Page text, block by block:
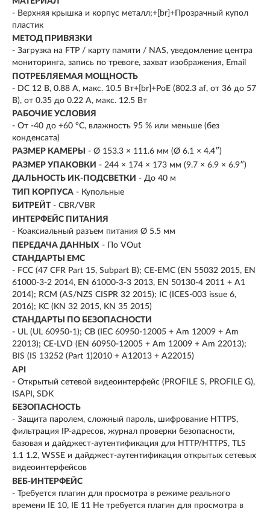
- Верхняя крышка и корпус металл;+[br]+Прозрачный купол
пластик
МЕТОД ПРИВЯЗКИ
- Загрузка на FTP / карту памяти / NAS, уведомление центра
мониторинга, запись по тревоге, захват изображения, Email
ПОТРЕБЛЯЕМАЯ МОЩНОСТЬ
- DC 12 В, 0.88 А, макс. 10.5 Вт+[br]+PoE (802.3 af, от 36 до 57
В), от 0.35 до 0.22 A, макс. 12.5 Вт
РАБОЧИЕ УСЛОВИЯ
- От -40 до +60 °C, влажность 95 % или меньше (без
конденсата)
РАЗМЕР КАМЕРЫ
- Ø 153.3 × 111.6 мм (Ø 6.1 × 4.4″)
РАЗМЕР УПАКОВКИ - 244 × 174 × 173 мм (9.7 × 6.9 × 6.9″)
ДАЛЬНОСТЬ ИК-ПОДСВЕТКИ - До 40 м
ТИП КОРПУСА - Купольные
БИТРЕЙТ - CBR/VBR
ИНТЕРФЕЙС ПИТАНИЯ
- Коаксиальный разъем питания Ø 5.5 мм
ПЕРЕДАЧА ДАННЫХ - По VOut
СТАНДАРТЫ EMC
- FCC (47 CFR Part 15, Subpart B); CE-EMC (EN 55032 2015, EN
61000-3-2 2014, EN 61000-3-3 2013, EN 50130-4 2011 + A1
2014); RCM (AS/NZS CISPR 32 2015); IC (ICES-003 issue 6,
2016); KC (KN 32 2015, KN 35 2015)
СТАНДАРТЫ ПО БЕЗОПАСНОСТИ
- UL (UL 60950-1); CB (IEC 60950-12005 + Am 12009 + Am
22013); CE-LVD (EN 60950-12005 + Am 12009 + Am 22013);
BIS (IS 13252 (Part 1)2010 + A12013 + A22015)
API
- Открытый сетевой видеоинтерфейс (PROFILE S, PROFILE G),
ISAPI, SDK
БЕЗОПАСНОСТЬ
- Защита паролем, сложный пароль, шифрование HTTPS,
фильтрация IP-адресов, журнал проверки безопасности,
базовая и дайджест-аутентификация для HTTP/HTTPS, TLS
1.1 1.2, WSSE и дайджест-аутентификация открытых сетевых
видеоинтерфейсов
ВЕБ-ИНТЕРФЕЙС
- Требуется плагин для просмотра в режиме реального
времени IE 10, IE 11 Не требуется плагин для просмотра в